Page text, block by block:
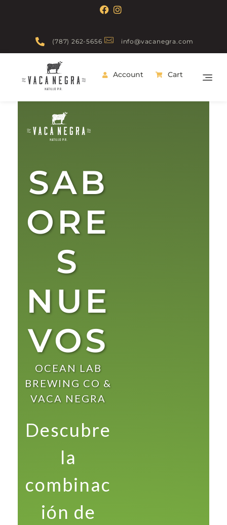
(787) 262-5656 info@vacanegra.com
Account Cart
SAB
ORE
S
NUE
VOS
OCEAN LAB
BREWING CO &
VACA NEGRA
Descubre
la
combinac
ión de